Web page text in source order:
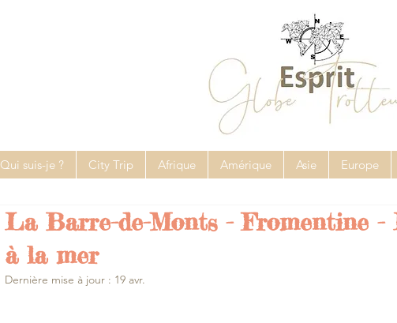
Qui suis-je ? City Trip Afrique Amérique Asie Europe
La Barre-de-Monts - Fromentine -
à la mer
Dernière mise à jour : 19 avr.